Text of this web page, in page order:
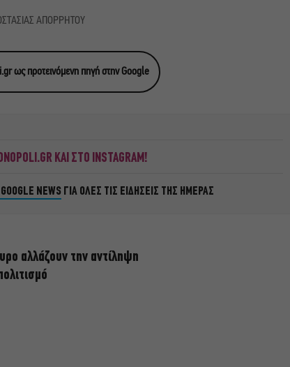
ΑΠΟΡΡΗΤΟΥ
ως προτεινόμενη πηγή στην Google
ΚΑΙ ΣΤΟ INSTAGRAM!
NEWS ΓΙΑ ΟΛΕΣ ΤΙΣ ΕΙΔΗΣΕΙΣ ΤΗΣ ΗΜΕΡΑΣ
αλλάζουν την αντίληψη